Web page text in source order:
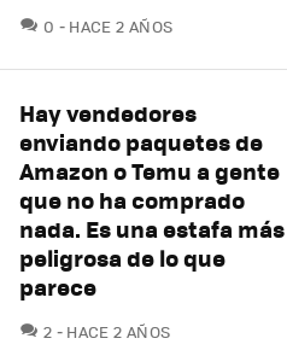
0 COMENTARIOS
HACE 2 AÑOS
Hay vendedores
enviando paquetes de
Amazon o Temu a gente
que no ha comprado
nada. Es una estafa más
peligrosa de lo que
parece
2 COMENTARIOS
HACE 2 AÑOS